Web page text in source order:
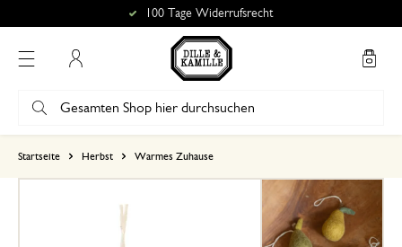
100 Tage Widerrufsrecht
Startseite Herbst Warmes Zuhause